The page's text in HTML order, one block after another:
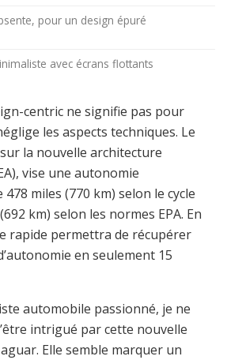
pour un design épuré
avec écrans flottants
centric ne signifie pas pour
les aspects techniques. Le
la nouvelle architecture
vise une autonomie
miles (770 km) selon le cycle
km) selon les normes EPA. En
rapide permettra de récupérer
en seulement 15
automobile passionné, je ne
intrigué par cette nouvelle
Elle semble marquer un